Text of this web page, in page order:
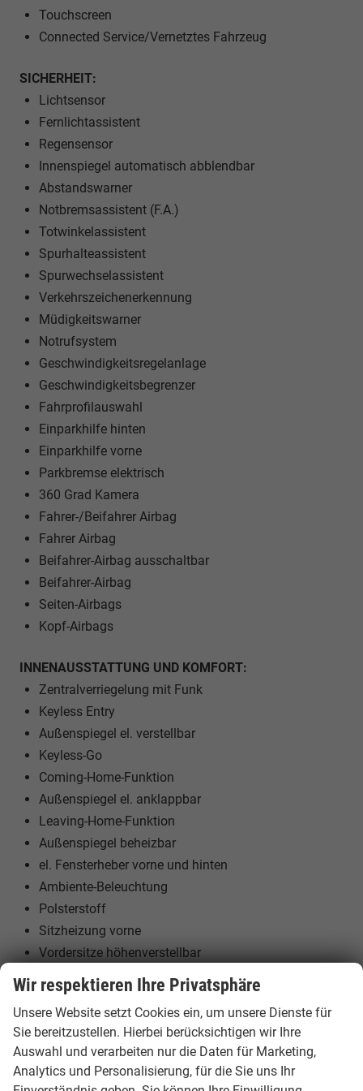
Touchscreen
Connected Service/Vernetztes Fahrzeug
SICHERHEIT:
Lichtsensor
Fernlichtassistent
Regensensor
Innenspiegel automatisch abblendbar
Abstandswarner
Notbremsassistent (F.A.)
Totwinkelassistent
Spurhalteassistent
Spurwechselassistent
Verkehrszeichenerkennung
Müdigkeitswarner
Notrufsystem
Geschwindigkeitsregelanlage
Geschwindigkeitsbegrenzer
Fahrprofilauswahl
Einparkhilfe hinten
Einparkhilfe vorne
Parkbremse elektrisch
360 Grad Kamera
Fahrer-/Beifahrer Airbag
Fahrer Airbag
Beifahrer-Airbag ausschaltbar
Beifahrer-Airbag
Seiten-Airbags
Kopf-Airbags
INNENAUSSTATTUNG UND KOMFORT:
Zentralverriegelung mit Funk
Keyless Entry
Außenspiegel el. verstellbar
Keyless-Go
Coming-Home-Funktion
Außenspiegel el. anklappbar
Leaving-Home-Funktion
Außenspiegel beheizbar
el. Fensterheber vorne und hinten
Ambiente-Beleuchtung
Polsterstoff
Sitzheizung vorne
Vordersitze höhenverstellbar
Mittelarmlehne
ISOFIX am Beifahrersitz
Kindersitzvorbereitung (ISOFIX)
Rücksitzbank teilbar
5 Kopfstützen
Wir respektieren Ihre Privatsphäre
Unsere Website setzt Cookies ein, um unsere Dienste für
Sie bereitzustellen. Hierbei berücksichtigen wir Ihre
Auswahl und verarbeiten nur die Daten für Marketing,
Analytics und Personalisierung, für die Sie uns Ihr